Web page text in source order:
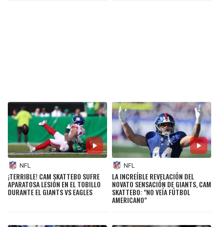
NFL
¡TERRIBLE! CAM SKATTEBO SUFRE
APARATOSA LESIÓN EN EL TOBILLO
DURANTE EL GIANTS VS EAGLES
NFL
LA INCREÍBLE REVELACIÓN DEL
NOVATO SENSACIÓN DE GIANTS, CAM
SKATTEBO: "NO VEÍA FÚTBOL
AMERICANO"